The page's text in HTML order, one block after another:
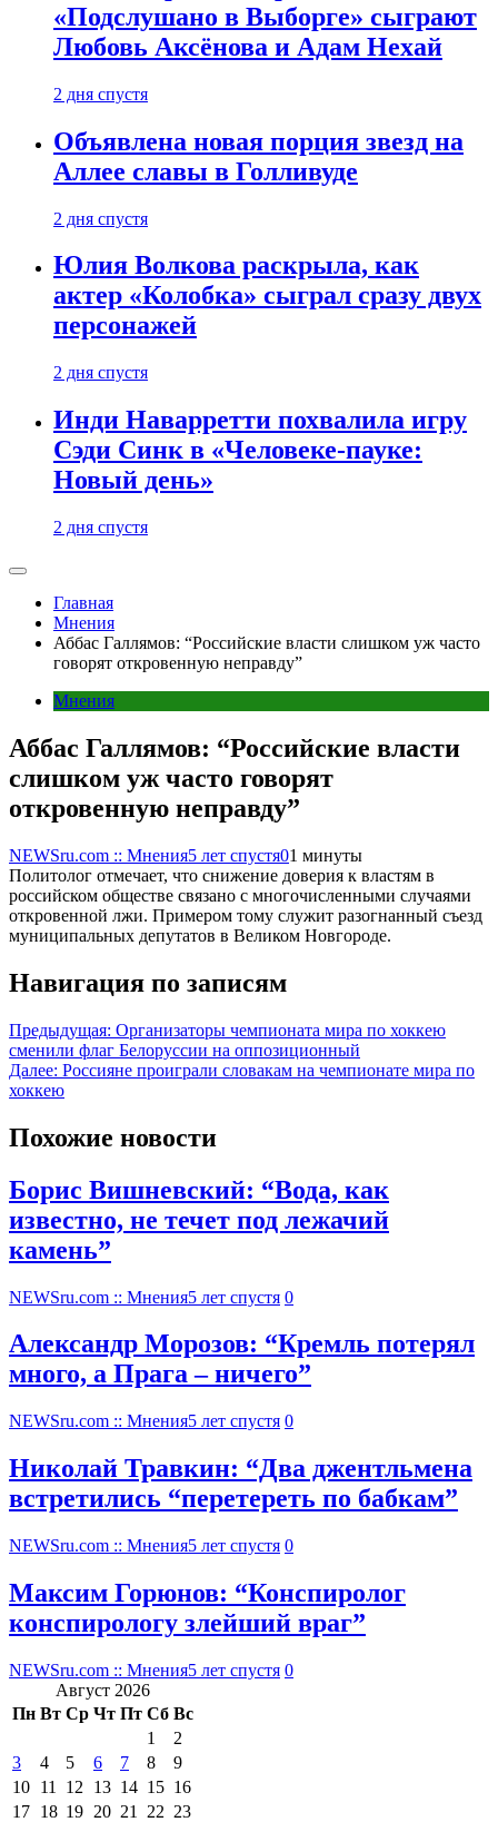
«Подслушано в Выборге» сыграют
Любовь Аксёнова и Адам Нехай
2 дня спустя
Объявлена новая порция звезд на
Аллее славы в Голливуде
2 дня спустя
Юлия Волкова раскрыла, как
актер «Колобка» сыграл сразу двух
персонажей
2 дня спустя
Инди Наварретти похвалила игру
Сэди Синк в «Человеке-пауке:
Новый день»
2 дня спустя
Главная
Мнения
Аббас Галлямов: “Российские власти слишком уж часто
говорят откровенную неправду”
Мнения
Аббас Галлямов: “Российские власти
слишком уж часто говорят
откровенную неправду”
NEWSru.com :: Мнения5 лет спустя01 минуты
Политолог отмечает, что снижение доверия к властям в
российском обществе связано с многочисленными случаями
откровенной лжи. Примером тому служит разогнанный съезд
муниципальных депутатов в Великом Новгороде.
Навигация по записям
Предыдущая: Организаторы чемпионата мира по хоккею
сменили флаг Белоруссии на оппозиционный
Далее: Россияне проиграли словакам на чемпионате мира по
хоккею
Похожие новости
Борис Вишневский: “Вода, как
известно, не течет под лежачий
камень”
NEWSru.com :: Мнения5 лет спустя 0
Александр Морозов: “Кремль потерял
много, а Прага – ничего”
NEWSru.com :: Мнения5 лет спустя 0
Николай Травкин: “Два джентльмена
встретились “перетереть по бабкам”
NEWSru.com :: Мнения5 лет спустя 0
Максим Горюнов: “Конспиролог
конспирологу злейший враг”
NEWSru.com :: Мнения5 лет спустя 0
Август 2026
Пн Вт Ср Чт Пт Сб Вс
1
2
3
4 5 6 7 8
9
10 11 12 13 14 15 16
17 18 19 20 21 22 23